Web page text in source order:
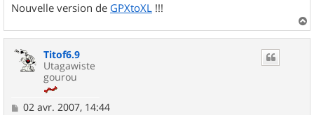
Nouvelle version de GPXtoXL !!!
a
Titof6.9
Utagawiste
gourou
M
02 avr. 2007, 14:44